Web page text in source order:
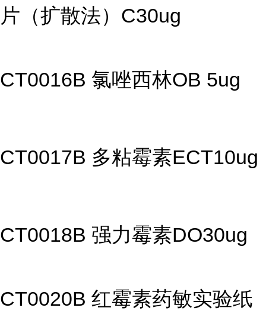
片（扩散法）C30ug
CT0016B 氯唑西林OB 5ug
CT0017B 多粘霉素ECT10ug
CT0018B 强力霉素DO30ug
CT0020B 红霉素药敏实验纸